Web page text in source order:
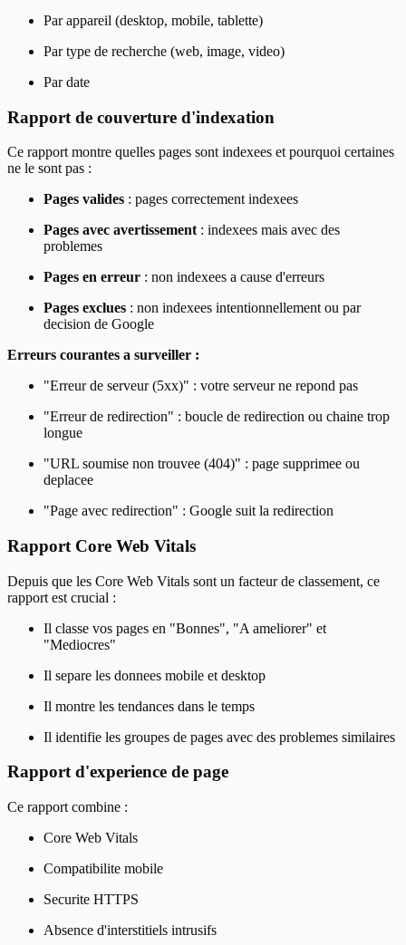
Par appareil (desktop, mobile, tablette)
Par type de recherche (web, image, video)
Par date
Rapport de couverture d'indexation
Ce rapport montre quelles pages sont indexees et pourquoi certaines
ne le sont pas :
Pages valides : pages correctement indexees
Pages avec avertissement : indexees mais avec des
problemes
Pages en erreur : non indexees a cause d'erreurs
Pages exclues : non indexees intentionnellement ou par
decision de Google
Erreurs courantes a surveiller :
"Erreur de serveur (5xx)" : votre serveur ne repond pas
"Erreur de redirection" : boucle de redirection ou chaine trop
longue
"URL soumise non trouvee (404)" : page supprimee ou
deplacee
"Page avec redirection" : Google suit la redirection
Rapport Core Web Vitals
Depuis que les Core Web Vitals sont un facteur de classement, ce
rapport est crucial :
Il classe vos pages en "Bonnes", "A ameliorer" et
"Mediocres"
Il separe les donnees mobile et desktop
Il montre les tendances dans le temps
Il identifie les groupes de pages avec des problemes similaires
Rapport d'experience de page
Ce rapport combine :
Core Web Vitals
Compatibilite mobile
Securite HTTPS
Absence d'interstitiels intrusifs